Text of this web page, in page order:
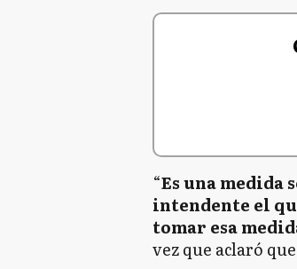
“Es una medida
intendente el
tomar esa
vez que aclaró